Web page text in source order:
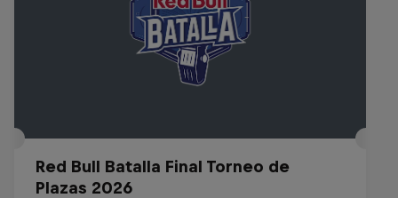
Red Bull Batalla Final Torneo de
Plazas 2026